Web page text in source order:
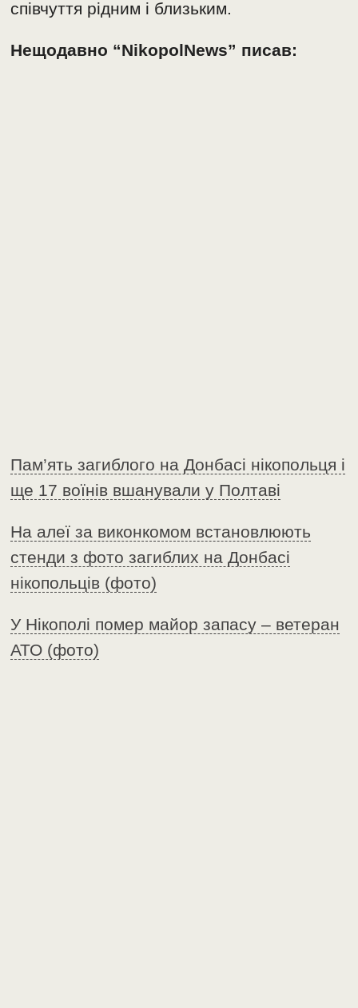
співчуття рідним і близьким.
Нещодавно “NikopolNews” писав:
Пам’ять загиблого на Донбасі нікопольця і
ще 17 воїнів вшанували у Полтаві
На алеї за виконкомом встановлюють
стенди з фото загиблих на Донбасі
нікопольців (фото)
У Нікополі помер майор запасу – ветеран
АТО (фото)